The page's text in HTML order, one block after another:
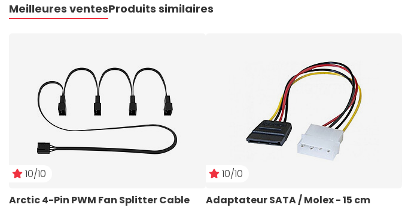
Meilleures ventesProduits similaires
10/10
Arctic 4-Pin PWM Fan Splitter Cable
10/10
Adaptateur SATA / Molex - 15 cm